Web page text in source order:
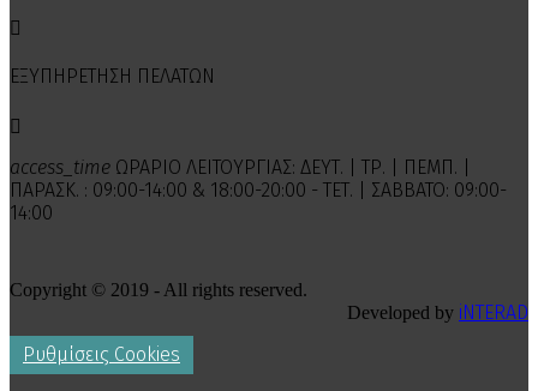

ΕΞΥΠΗΡΕΤΗΣΗ ΠΕΛΑΤΩΝ

access_time ΩΡΑΡΙΟ ΛΕΙΤΟΥΡΓΙΑΣ: ΔΕΥΤ. | ΤΡ. | ΠΕΜΠ. |
ΠΑΡΑΣΚ. : 09:00-14:00 & 18:00-20:00 - ΤΕΤ. | ΣΑΒΒΑΤΟ: 09:00-
14:00
Copyright © 2019 - All rights reserved.
Developed by iNTERAD
Ρυθμίσεις Cookies